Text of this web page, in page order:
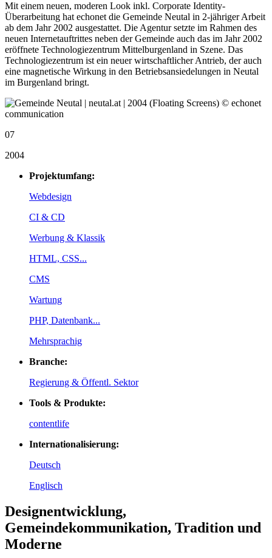
Mit einem neuen, moderen Look inkl. Corporate Identity-
Überarbeitung hat echonet die Gemeinde Neutal in 2-jähriger Arbeit
ab dem Jahr 2002 ausgestattet. Die Agentur setzte im Rahmen des
neuen Internetauftrittes neben der Gemeinde auch das im Jahr 2002
eröffnete Technologiezentrum Mittelburgenland in Szene. Das
Technologiezentrum ist ein neuer wirtschaftlicher Antrieb, der auch
eine magnetische Wirkung in den Betriebsansiedelungen in Neutal
im Burgenland bringt.
07
2004
Projektumfang:
Webdesign
CI & CD
Werbung & Klassik
HTML, CSS...
CMS
Wartung
PHP, Datenbank...
Mehrsprachig
Branche:
Regierung & Öffentl. Sektor
Tools & Produkte:
contentlife
Internationalisierung:
Deutsch
Englisch
Designentwicklung,
Gemeindekommunikation, Tradition und
Moderne